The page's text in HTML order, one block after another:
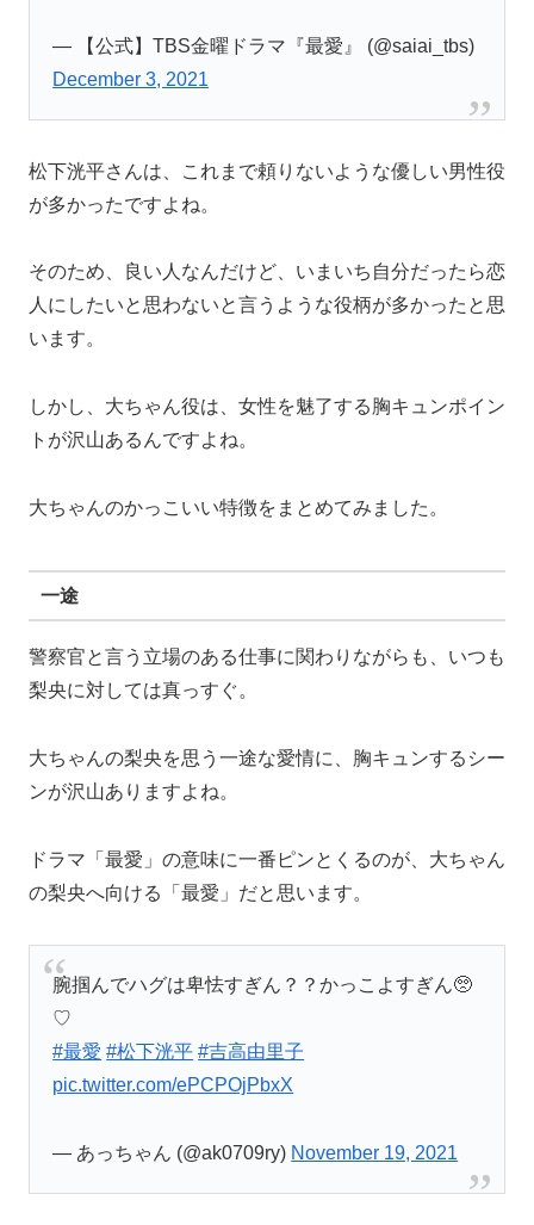
— 【公式】TBS金曜ドラマ『最愛』 (@saiai_tbs)
December 3, 2021
松下洸平さんは、これまで頼りないような優しい男性役
が多かったですよね。
そのため、良い人なんだけど、いまいち自分だったら恋
人にしたいと思わないと言うような役柄が多かったと思
います。
しかし、大ちゃん役は、女性を魅了する胸キュンポイン
トが沢山あるんですよね。
大ちゃんのかっこいい特徴をまとめてみました。
一途
警察官と言う立場のある仕事に関わりながらも、いつも
梨央に対しては真っすぐ。
大ちゃんの梨央を思う一途な愛情に、胸キュンするシー
ンが沢山ありますよね。
ドラマ「最愛」の意味に一番ピンとくるのが、大ちゃん
の梨央へ向ける「最愛」だと思います。
腕掴んでハグは卑怯すぎん？？かっこよすぎん🥺
♡
#最愛 #松下洸平 #吉高由里子
pic.twitter.com/ePCPOjPbxX
— あっちゃん (@ak0709ry) November 19, 2021